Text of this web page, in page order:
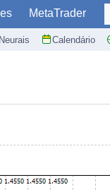
MetaTrader
Calendário